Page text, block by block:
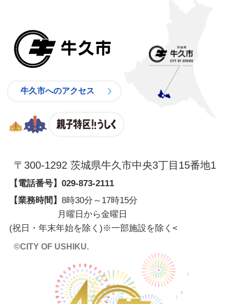
牛久市へのアクセス
〒300-1292 茨城県牛久市中央3丁目15番地1
【電話番号】 029-873-2111
【業務時間】 8時30分～17時15分
月曜日から金曜日
(祝日・年末年始を除く)※一部施設を除く <
©CITY OF USHIKU.